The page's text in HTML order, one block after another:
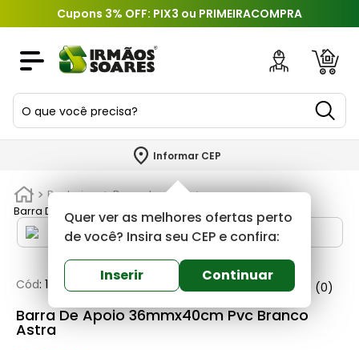
Cupons 3% OFF: PIX3 ou PRIMEIRACOMPRA
O que você precisa?
Informar CEP
Quer ver as melhores ofertas perto
de você? Insira seu CEP e confira:
Inserir Continuar
Banheiros
Barra de apoio
Barra De Apoio 36mmx40cm Pvc Branco Astra
Cód:180254 Astra (0)
Barra De Apoio 36mmx40cm Pvc Branco
Astra
TERMOS MAIS BUSCADOS
2º
3º
porta
revestimento
5º
argamassa
6º
telha